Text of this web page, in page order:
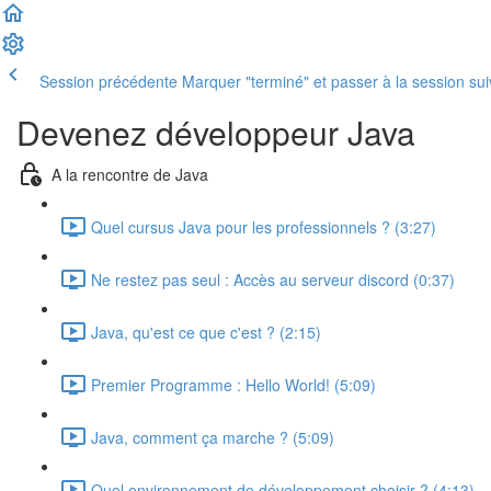
Session précédente Marquer "terminé" et passer à la session
Devenez développeur Java
A la rencontre de Java
Quel cursus Java pour les professionnels ? (3:27)
Ne restez pas seul : Accès au serveur discord (0:37)
Java, qu'est ce que c'est ? (2:15)
Premier Programme : Hello World! (5:09)
Java, comment ça marche ? (5:09)